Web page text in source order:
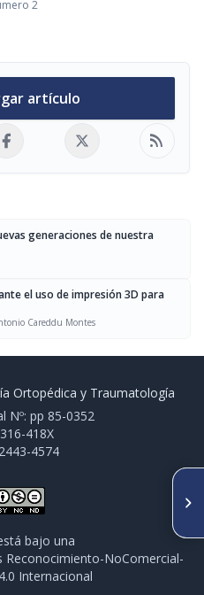
2
artículo
rss_feed
generaciones de nuestra
el uso de impresión 3D para
Careddu Montes
artroplastia total de cadera:
indicación selectiva?
Ortopédica y Traumatología
Nº: pp 85-0352
418X
4574
bajo una
Reconocimiento-NoComercial-
Internacional